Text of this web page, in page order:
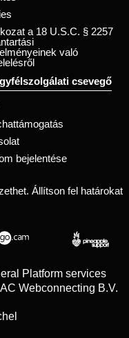
a 18 U.S.C. § 2257
való
csevegő
bejelentése
Állítson fel határokat
Platform services